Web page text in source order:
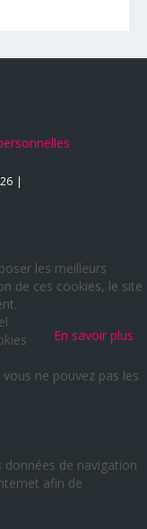
les meilleurs
de ces cookies, le site
En savoir plus
ne pouvez pas les
données de navigation
afin de